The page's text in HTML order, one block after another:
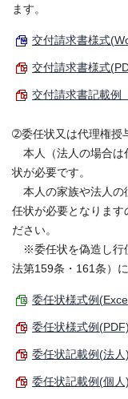
ます。
交付請求書様式
交付請求書様式
交付請求書記載例
➁委任状又は代理権授
本人（法人の場合は
状が必要です。
本人の家族や法人の
任状が必要となります
ださい。
※委任状を偽造し行
法第159条・161条）
委任状様式例
委任状様式例
委任状記載例(法人
委任状記載例(個人